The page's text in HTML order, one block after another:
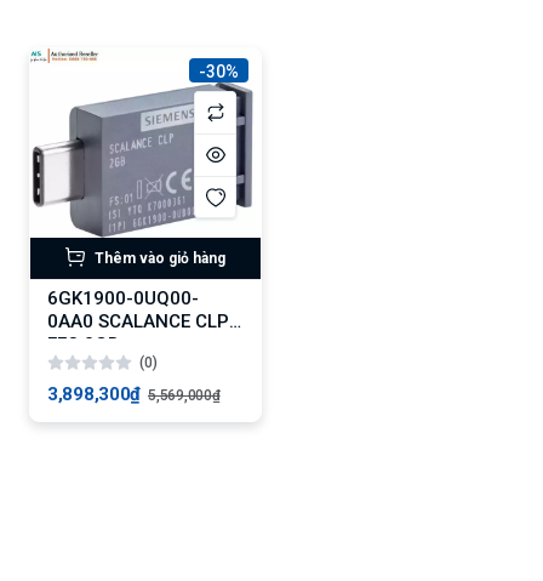
-30%
Thêm vào giỏ hàng
6GK1900-0UQ00-
0AA0 SCALANCE CLP
EEC 2GB
(0)
3,898,300₫ 5,569,000₫